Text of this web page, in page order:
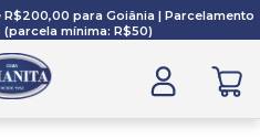
para Goiânia | Parcelamento
mínima: R$50)